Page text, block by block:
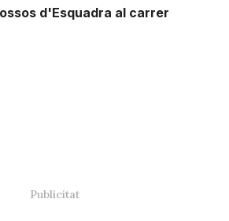
d'Esquadra al carrer